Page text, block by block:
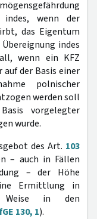
wenn der
das Eigentum
indes
wenn ein KFZ
der Basis einer
polnischer
werden soll
vorgelegter
wurde.
des Art. 103
– auch in Fällen
– der Höhe
Ermittlung in
Weise in den
130, 1).